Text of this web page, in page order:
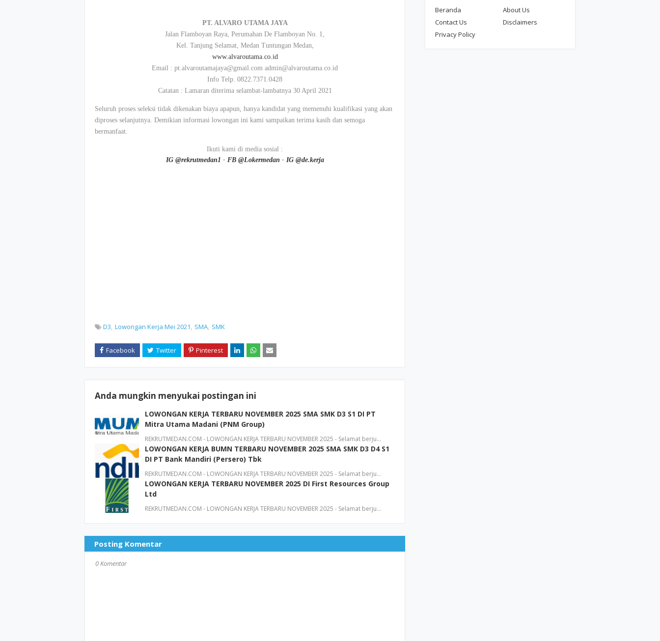
PT. ALVARO UTAMA JAYA
Jalan Flamboyan Raya, Perumahan De Flamboyan No. 1,
Kel. Tanjung Selamat, Medan Tuntungan Medan,
www.alvaroutama.co.id
Email : pt.alvaroutamajaya@gmail.com admin@alvaroutama.co.id
Info Telp. 0822.7371.0428
Catatan : Lamaran diterima selambat-lambatnya 30 April 2021
Seluruh proses seleksi tidak dikenakan biaya apapun, hanya kandidat yang memenuhi kualifikasi yang akan
diproses selanjutnya. Demikian informasi lowongan ini kami sampaikan terima kasih dan semoga
bermanfaat.
Ikuti kami di media sosial :
IG @rekrutmedan1 - FB @Lokermedan - IG @de.kerja
D3 Lowongan Kerja Mei 2021 SMA SMK
Anda mungkin menyukai postingan ini
LOWONGAN KERJA TERBARU NOVEMBER 2025 SMA SMK D3 S1 DI PT
Mitra Utama Madani (PNM Group)
REKRUTMEDAN.COM - LOWONGAN KERJA TERBARU NOVEMBER 2025 - Selamat berju…
LOWONGAN KERJA BUMN TERBARU NOVEMBER 2025 SMA SMK D3 D4 S1
DI PT Bank Mandiri (Persero) Tbk
REKRUTMEDAN.COM - LOWONGAN KERJA TERBARU NOVEMBER 2025 - Selamat berju…
LOWONGAN KERJA TERBARU NOVEMBER 2025 DI First Resources Group
Ltd
REKRUTMEDAN.COM - LOWONGAN KERJA TERBARU NOVEMBER 2025 - Selamat berju…
Posting Komentar
0 Komentar
Beranda
About Us
Contact Us
Disclaimers
Privacy Policy